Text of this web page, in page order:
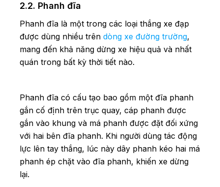
2.2. Phanh đĩa
Phanh đĩa là một trong các loại thắng xe đạp
được dùng nhiều trên dòng xe đường trường,
mang đến khả năng dừng xe hiệu quả và nhất
quán trong bất kỳ thời tiết nào.
Phanh đĩa có cấu tạo bao gồm một đĩa phanh
gắn cố định trên trục quay, cáp phanh được
gắn vào khung và má phanh được đặt đối xứng
với hai bên đĩa phanh. Khi người dùng tác động
lực lên tay thắng, lúc này dây phanh kéo hai má
phanh ép chặt vào đĩa phanh, khiến xe dừng
lại.